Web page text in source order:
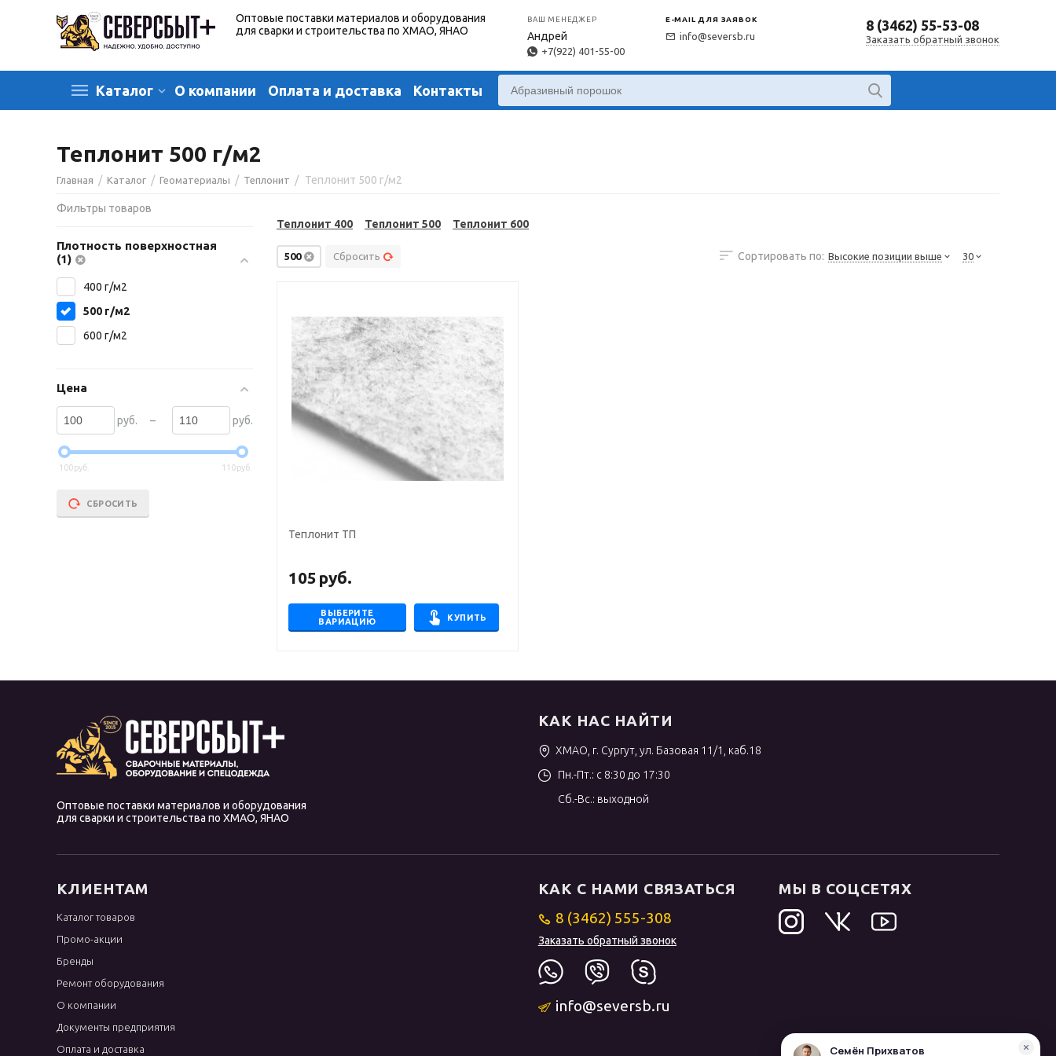
Оптовые поставки материалов и оборудования
для сварки и строительства по ХМАО, ЯНАО
ВАШ МЕНЕДЖЕР
Андрей
+7(922) 401-55-00
E-MAIL ДЛЯ ЗАЯВОК
info@seversb.ru
8 (3462) 55-53-08
Заказать обратный звонок
Каталог О компании Оплата и доставка Контакты
Теплонит 500 г/м2
Главная / Каталог / Геоматериалы / Теплонит / Теплонит 500 г/м2
Теплонит 400 Теплонит 500 Теплонит 600
500 Сбросить Сортировать по: Высокие позиции выше 30
Теплонит ТП
105 руб.
ВЫБЕРИТЕ
ВАРИАЦИЮ
КУПИТЬ
Фильтры товаров
Плотность поверхностная
(1)
400 г/м2
500 г/м2
600 г/м2
Цена
руб. – руб.
100руб. 110руб.
СБРОСИТЬ
Оптовые поставки материалов и оборудования
для сварки и строительства по ХМАО, ЯНАО
КАК НАС НАЙТИ
ХМАО, г. Сургут, ул. Базовая 11/1, каб.18
Пн.-Пт.: с 8:30 до 17:30
Сб.-Вс.: выходной
КЛИЕНТАМ
Каталог товаров
Промо-акции
Бренды
Ремонт оборудования
О компании
Документы предприятия
Оплата и доставка
КАК С НАМИ СВЯЗАТЬСЯ
8 (3462) 555-308
Заказать обратный звонок
info@seversb.ru
МЫ В СОЦСЕТЯХ